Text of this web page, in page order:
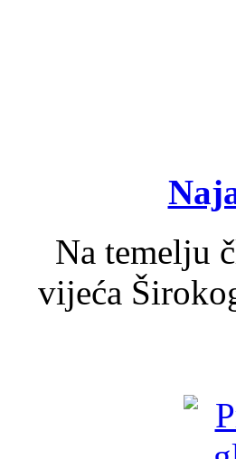
Na temelju
vijeća